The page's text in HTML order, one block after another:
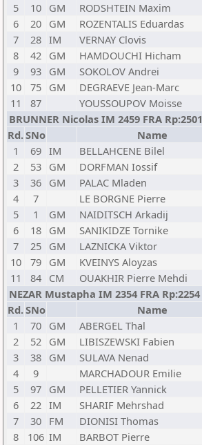
5
10 GM RODSHTEIN Maxim
6
20 GM ROZENTALIS Eduardas
7
28 IM VERNAY Clovis
8
42 GM HAMDOUCHI Hicham
9
93 GM SOKOLOV Andrei
10
75 GM DEGRAEVE Jean-Marc
11
87 YOUSSOUPOV Moisse
BRUNNER Nicolas IM 2459 FRA Rp:2501
Rd.SNo Name
1
69 IM BELLAHCENE Bilel
2
53 GM DORFMAN Iossif
3
36 GM PALAC Mladen
4
7 LE BORGNE Pierre
5
1 GM NAIDITSCH Arkadij
6
18 GM SANIKIDZE Tornike
7
25 GM LAZNICKA Viktor
10
79 GM KVEINYS Aloyzas
11
84 CM OUAKHIR Pierre Mehdi
NEZAR Mustapha IM 2354 FRA Rp:2254
Rd.SNo Name
1
70 GM ABERGEL Thal
2
52 GM LIBISZEWSKI Fabien
3
38 GM SULAVA Nenad
4
9 MARCHADOUR Emilie
5
97 GM PELLETIER Yannick
6
22 IM SHARIF Mehrshad
7
30 FM DIONISI Thomas
8
106 IM BARBOT Pierre